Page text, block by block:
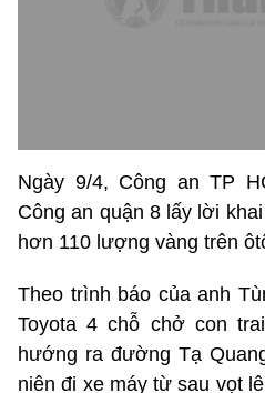
Ngày 9/4, Công an TP
Công an quận 8 lấy lời
hơn 110 lượng vàng trên
Theo trình báo của anh
Toyota 4 chỗ chở con
hướng ra đường Tạ
niên đi xe máy từ sau vọt